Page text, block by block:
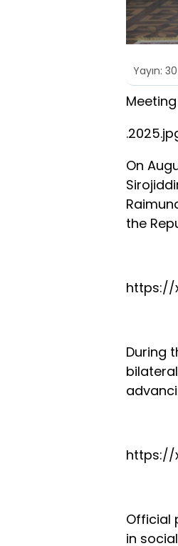
Yayın:
On
the
https://
During
https://
Official
in